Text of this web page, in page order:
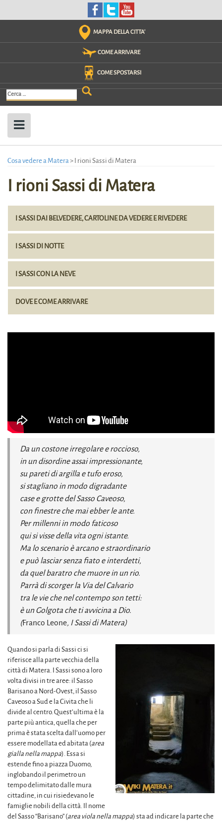
MAPPA DELLA CITTA'
COME ARRIVARE
COME SPOSTARSI
Ricerca
per:
Cosa vedere a Matera> I rioni Sassi di Matera
I rioni Sassi di Matera
I SASSI DAI BELVEDERE, CARTOLINE DA VEDERE E RIVEDERE
I SASSI DI NOTTE
I SASSI CON LA NEVE
DOVE E COME ARRIVARE
Da un costone irregolare e roccioso,
in un disordine assai impressionante,
su pareti di argilla e tufo eroso,
si stagliano in modo digradante
case e grotte del Sasso Caveoso,
con finestre che mai ebber le ante.
Per millenni in modo faticoso
qui si visse della vita ogni istante.
Ma lo scenario è arcano e straordinario
e può lasciar senza fiato e interdetti,
da quel baratro che muore in un rio.
Parrà di scorger la Via del Calvario
tra le vie che nel contempo son tetti:
è un Golgota che ti avvicina a Dio.
(Franco Leone, I Sassi di Matera)
Quando si parla di Sassi ci si
riferisce alla parte vecchia della
città di Matera. I Sassi sono a loro
volta divisi in tre aree: il Sasso
Barisano a Nord-Ovest, il Sasso
Caveoso a Sud e la Civita che li
divide al centro. Quest’ultima è la
parte più antica, quella che per
prima è stata scelta dall’uomo per
essere modellata ed abitata (area
gialla nella mappa). Essa si
estende fino a piazza Duomo,
inglobando il perimetro un
tempo delimitato dalle mura
cittadine, in cui risiedevano le
famiglie nobili della città. Il nome
del Sasso “Barisano” (area viola nella mappa) sta ad indicare la parte che